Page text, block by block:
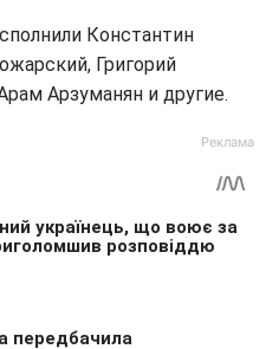
Константин
Григорий
Арзуманян и другие.